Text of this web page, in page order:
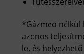
*Gázmeo nélkül
azonos
le, és